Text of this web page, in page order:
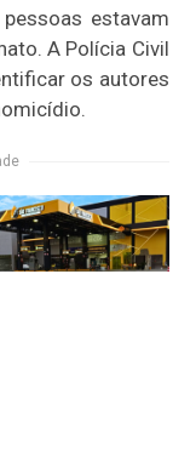
estavam
A Polícia Civil
os autores